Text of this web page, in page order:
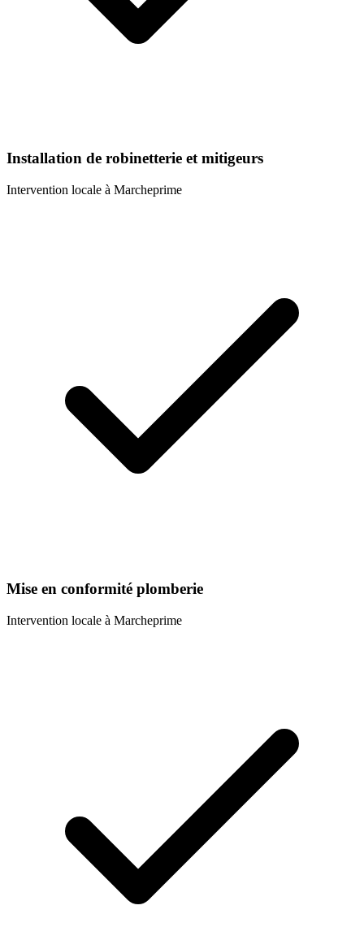
Installation de robinetterie et mitigeurs
Intervention locale à Marcheprime
Mise en conformité plomberie
Intervention locale à Marcheprime